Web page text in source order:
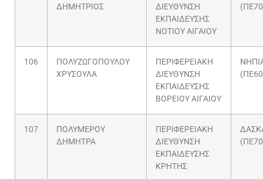
ΔΗΜΗΤΡΙΟΣ
ΔΙΕΥΘΥΝΣΗ
ΕΚΠΑΙΔΕΥΣΗΣ
ΝΟΤΙΟΥ ΑΙΓΑΙΟΥ
106
ΠΟΛΥΖΩΓΟΠΟΥΛΟΥ
ΧΡΥΣΟΥΛΑ
ΠΕΡΙΦΕΡΕΙΑΚΗ
ΔΙΕΥΘΥΝΣΗ
ΕΚΠΑΙΔΕΥΣΗΣ
ΒΟΡΕΙΟΥ ΑΙΓΑΙΟΥ
107
ΠΟΛΥΜΕΡΟΥ
ΔΗΜΗΤΡΑ
ΠΕΡΙΦΕΡΕΙΑΚΗ
ΔΙΕΥΘΥΝΣΗ
ΕΚΠΑΙΔΕΥΣΗΣ
ΚΡΗΤΗΣ